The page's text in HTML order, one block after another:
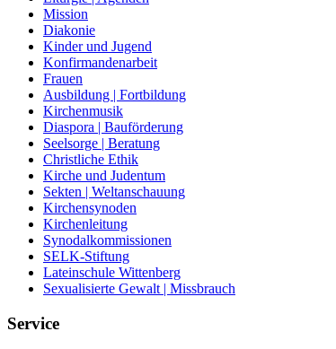
Mission
Diakonie
Kinder und Jugend
Konfirmandenarbeit
Frauen
Ausbildung | Fortbildung
Kirchenmusik
Diaspora | Bauförderung
Seelsorge | Beratung
Christliche Ethik
Kirche und Judentum
Sekten | Weltanschauung
Kirchensynoden
Kirchenleitung
Synodalkommissionen
SELK-Stiftung
Lateinschule Wittenberg
Sexualisierte Gewalt | Missbrauch
Service